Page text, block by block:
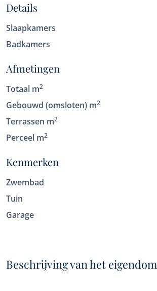
Details
Slaapkamers
Badkamers
Afmetingen
Totaal m2
Gebouwd (omsloten) m2
Terrassen m2
Perceel m2
Kenmerken
Zwembad
Tuin
Garage
Beschrijving van het eigendom